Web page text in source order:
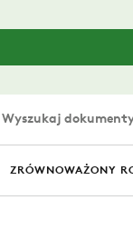
ZRÓWNOWAŻONY